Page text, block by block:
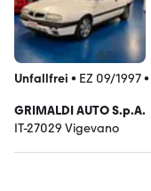
Unfallfrei • EZ 09/1997•
GRIMALDI AUTO S.p.A.
IT-27029 Vigevano